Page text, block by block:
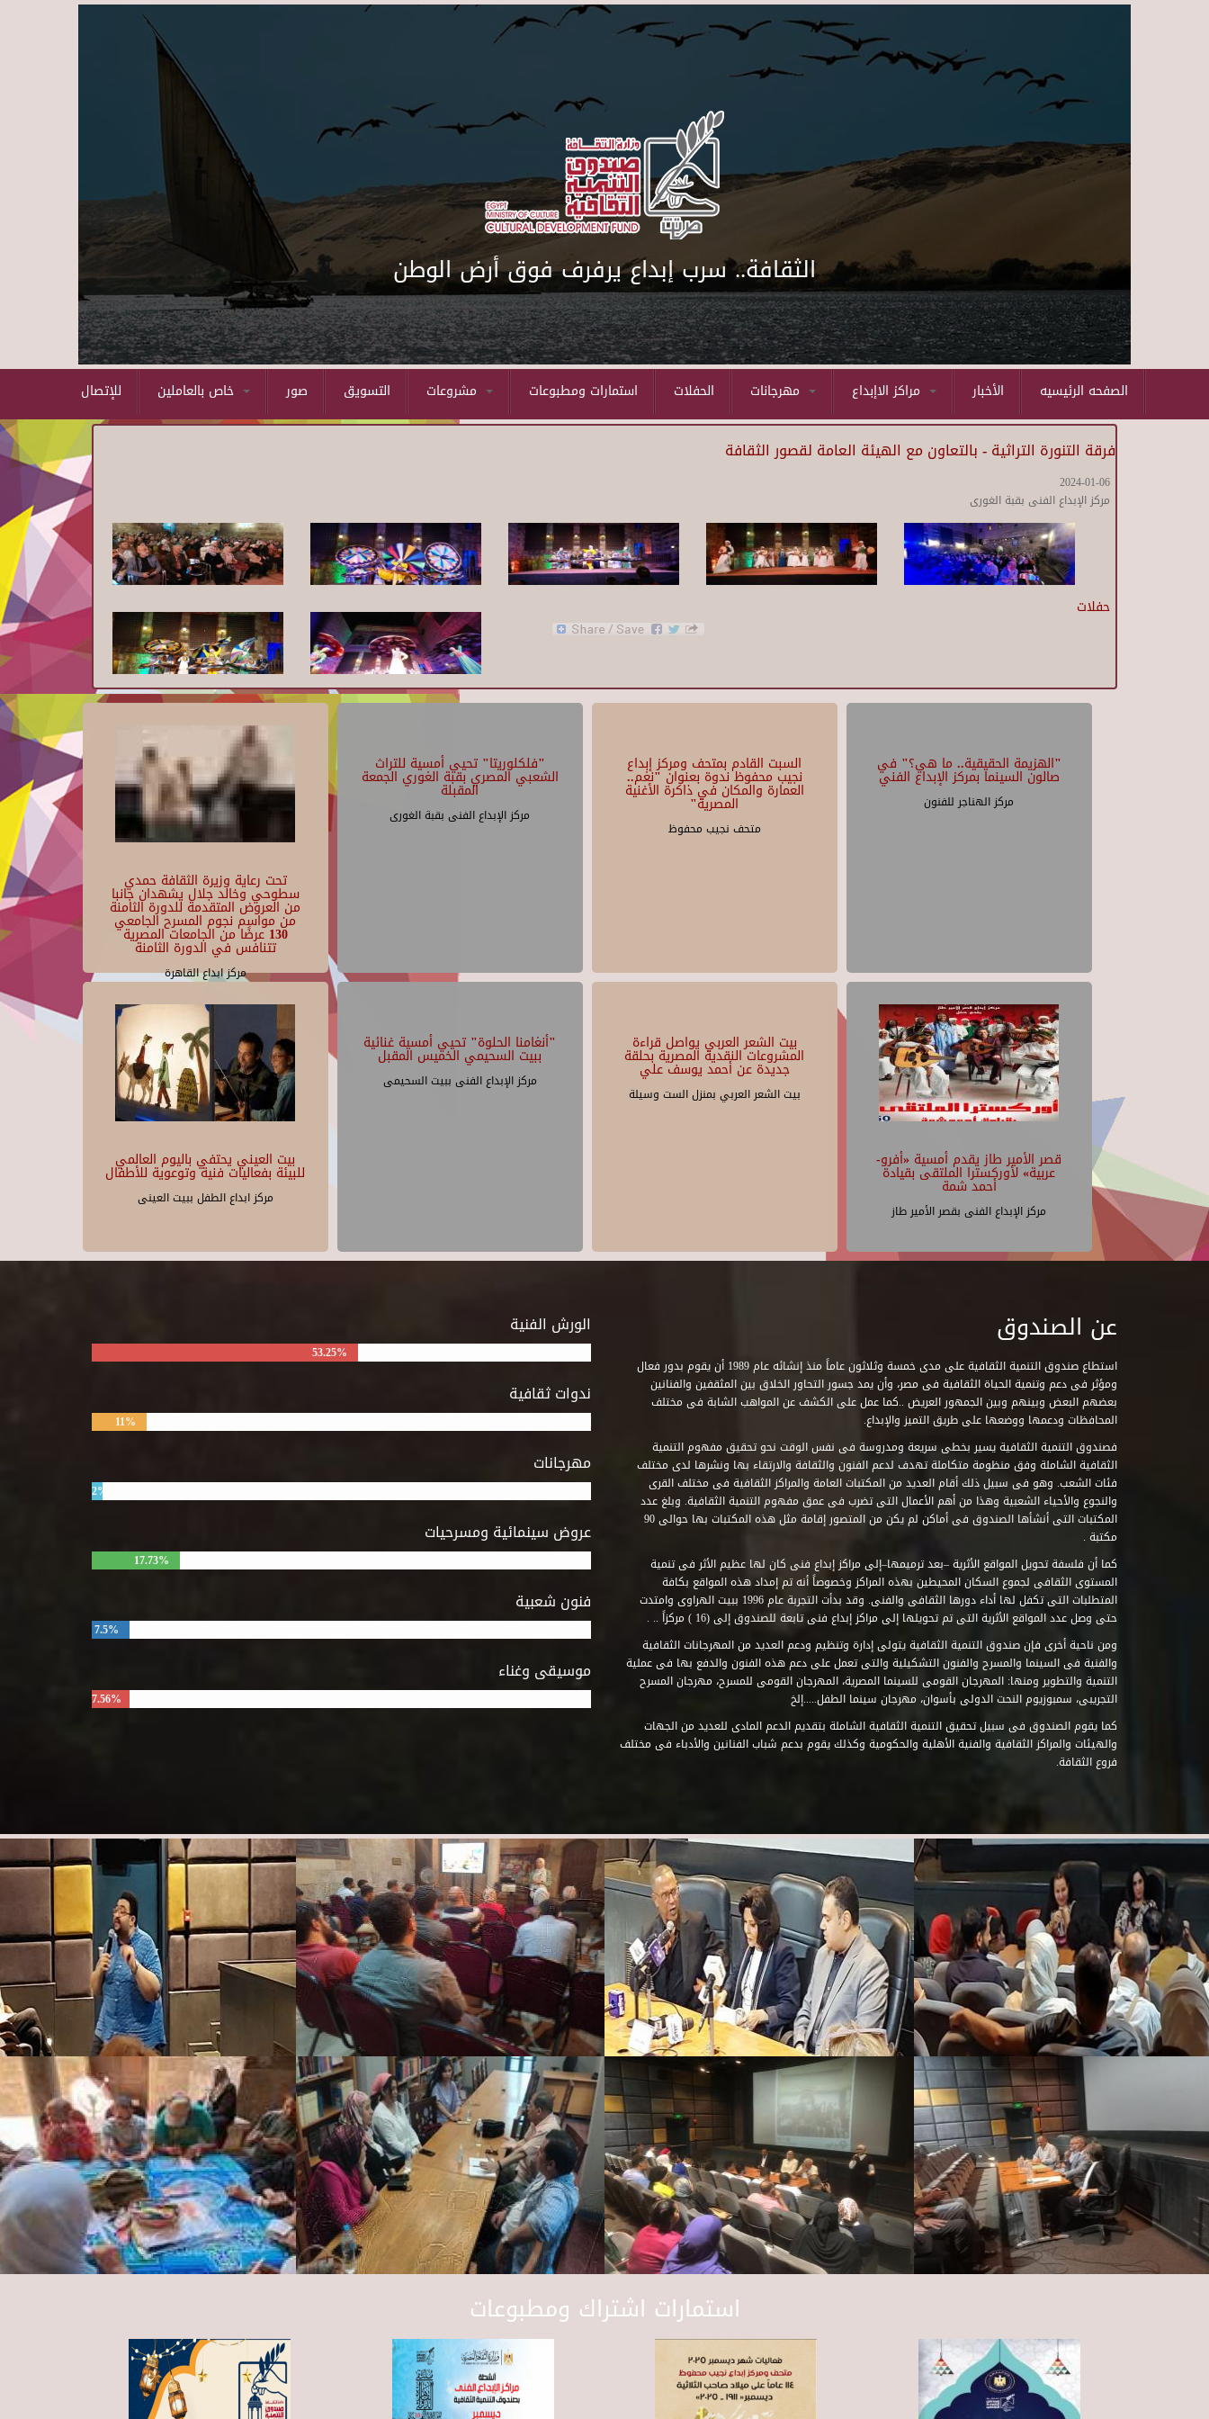
Skip to main content
الثقافة.. سرب إبداع يرفرف فوق أرض الوطن
للإتصال صور التسويق استمارات ومطبوعات الحفلات الأخبار الصفحه الرئيسيه
فرقة التنورة التراثية - بالتعاون مع الهيئة العامة لقصور الثقافة
2024-01-06
مركز الإبداع الفنى بقبة الغورى
حفلات
تحت رعاية وزيرة الثقافة حمدي
سطوحي وخالد جلال يشهدان جانبا
من العروض المتقدمة للدورة الثامنة
من مواسم نجوم المسرح الجامعي
130 عرضًا من الجامعات المصرية
تتنافس في الدورة الثامنة
مركز ابداع القاهرة
"فلكلوريتا" تحيي أمسية للتراث
الشعبي المصري بقبة الغوري الجمعة
المقبلة
مركز الإبداع الفنى بقبة الغورى
السبت القادم بمتحف ومركز إبداع
نجيب محفوظ ندوة بعنوان "نغم..
العمارة والمكان في ذاكرة الأغنية
المصرية"
متحف نجيب محفوظ
"الهزيمة الحقيقية.. ما هي؟" في
صالون السينما بمركز الإبداع الفني
مركز الهناجر للفنون
بيت العيني يحتفي باليوم العالمي
للبيئة بفعاليات فنية وتوعوية للأطفال
مركز ابداع الطفل ببيت العينى
"أنغامنا الحلوة" تحيي أمسية غنائية
ببيت السحيمي الخميس المقبل
مركز الإبداع الفنى ببيت السحيمى
بيت الشعر العربي يواصل قراءة
المشروعات النقدية المصرية بحلقة
جديدة عن أحمد يوسف علي
بيت الشعر العربي بمنزل الست وسيلة
قصر الأمير طاز يقدم أمسية «أفرو-
عربية» لأوركسترا الملتقى بقيادة
أحمد شمة
مركز الإبداع الفنى بقصر الأمير طاز
الورش الفنية
53.25%
ندوات ثقافية
11%
مهرجانات
2%
عروض سينمائية ومسرحيات
17.73%
فنون شعبية
7.5%
موسيقى وغناء
7.56%
عن الصندوق
استطاع صندوق التنمية الثقافية على مدى خمسة وثلاثون عاماً منذ إنشائه عام 1989 أن يقوم بدور فعال
ومؤثر فى دعم وتنمية الحياة الثقافية فى مصر، وأن يمد جسور التحاور الخلاق بين المثقفين والفنانين
بعضهم البعض وبينهم وبين الجمهور العريض ..كما عمل على الكشف عن المواهب الشابة فى مختلف
المحافظات ودعمها ووضعها على طريق التميز والإبداع.
فصندوق التنمية الثقافية يسير بخطى سريعة ومدروسة فى نفس الوقت نحو تحقيق مفهوم التنمية
الثقافية الشاملة وفق منظومة متكاملة تهدف لدعم الفنون والثقافة والارتقاء بها ونشرها لدى مختلف
فئات الشعب. وهو فى سبيل ذلك أقام العديد من المكتبات العامة والمراكز الثقافية فى مختلف القرى
والنجوع والأحياء الشعبية وهذا من أهم الأعمال التى تضرب فى عمق مفهوم التنمية الثقافية. وبلغ عدد
المكتبات التى أنشأها الصندوق فى أماكن لم يكن من المتصور إقامة مثل هذه المكتبات بها حوالى 90
مكتبة .
كما أن فلسفة تحويل المواقع الأثرية –بعد ترميمها–إلى مراكز إبداع فنى كان لها عظيم الأثر فى تنمية
المستوى الثقافى لجموع السكان المحيطين بهذه المراكز وخصوصاً أنه تم إمداد هذه المواقع بكافة
المتطلبات التى تكفل لها أداء دورها الثقافى والفنى. وقد بدأت التجربة عام 1996 ببيت الهراوى وامتدت
حتى وصل عدد المواقع الأثرية التى تم تحويلها إلى مراكز إبداع فنى تابعة للصندوق إلى (16 ) مركزاً .. .
ومن ناحية أخرى فإن صندوق التنمية الثقافية يتولى إدارة وتنظيم ودعم العديد من المهرجانات الثقافية
والفنية فى السينما والمسرح والفنون التشكيلية والتى تعمل على دعم هذه الفنون والدفع بها فى عملية
التنمية والتطوير ومنها: المهرجان القومى للسينما المصرية، المهرجان القومى للمسرح، مهرجان المسرح
التجريبى، سمبوزيوم النحت الدولى بأسوان، مهرجان سينما الطفل.....إلخ
كما يقوم الصندوق فى سبيل تحقيق التنمية الثقافية الشاملة بتقديم الدعم المادى للعديد من الجهات
والهيئات والمراكز الثقافية والفنية الأهلية والحكومية وكذلك يقوم بدعم شباب الفنانين والأدباء فى مختلف
فروع الثقافة.
استمارات اشتراك ومطبوعات